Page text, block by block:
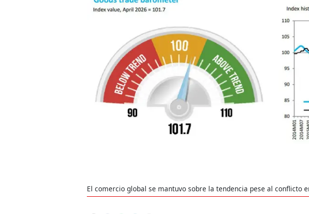
El comercio global se mantuvo sobre la tendencia pese al conflicto
en
da